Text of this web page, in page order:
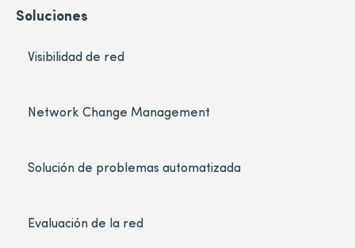
Soluciones
Visibilidad de red
Network Change Management
Solución de problemas automatizada
Evaluación de la red